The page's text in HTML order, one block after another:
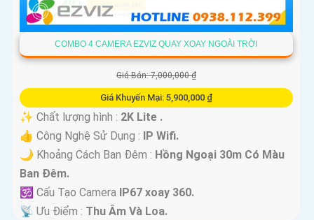
COMBO 4 CAMERA EZVIZ QUAY XOAY NGOÀI TRỜI
Giá Bán: 7,000,000 ₫
Giá Khuyến Mại: 5,900,000 ₫
✨ Chất lượng hình : 2K Lite .
👍 Công Nghệ Sử Dụng : IP Wifi.
🌙 Khoảng Cách Ban Đêm : Hồng Ngoại 30m Có Màu
Ban Ðêm.
🕉️ Cấu Tạo Camera IP67 xoay 360.
️📡 Ưu Điểm : Thu Âm Và Loa.